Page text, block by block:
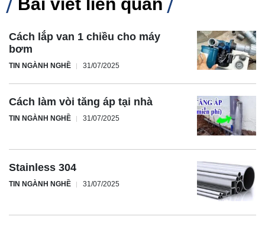
Cách lắp van 1 chiều cho máy
bơm
TIN NGÀNH NGHỀ 31/07/2025
Cách làm vòi tăng áp tại nhà
TIN NGÀNH NGHỀ 31/07/2025
Stainless 304
TIN NGÀNH NGHỀ 31/07/2025